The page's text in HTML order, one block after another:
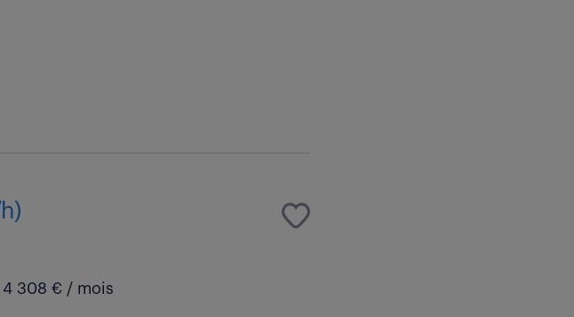
4 308 € / mois